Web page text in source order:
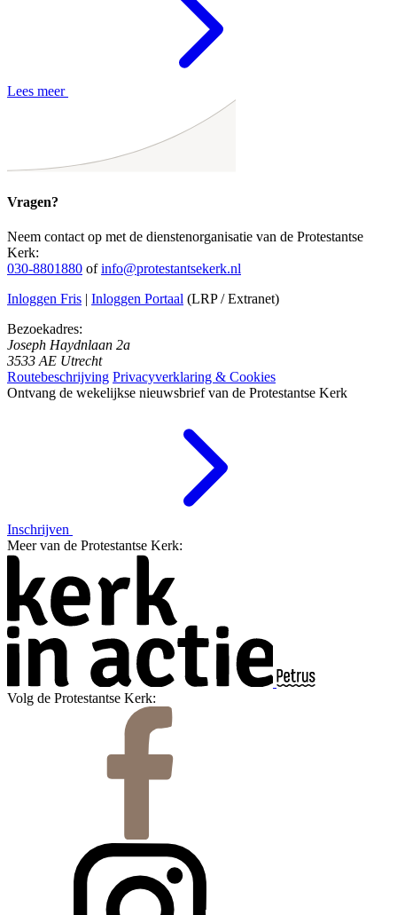
Lees meer
Vragen?
Neem contact op met de dienstenorganisatie van de Protestantse
Kerk:
030-8801880 ofinfo@protestantsekerk.nl
Inloggen Fris
Inloggen Portaal (LRP / Extranet)
Bezoekadres:
Joseph Haydnlaan 2a
3533 AE Utrecht
Routebeschrijving Privacyverklaring & Cookies
Ontvang de wekelijkse nieuwsbrief van de Protestantse Kerk
Inschrijven
Meer van de Protestantse Kerk:
Volg de Protestantse Kerk: